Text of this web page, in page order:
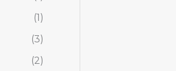
(1)
(3)
(2)